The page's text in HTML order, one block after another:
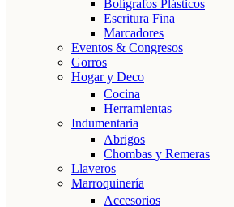
Bolígrafos Plásticos
Escritura Fina
Marcadores
Eventos & Congresos
Gorros
Hogar y Deco
Cocina
Herramientas
Indumentaria
Abrigos
Chombas y Remeras
Llaveros
Marroquinería
Accesorios